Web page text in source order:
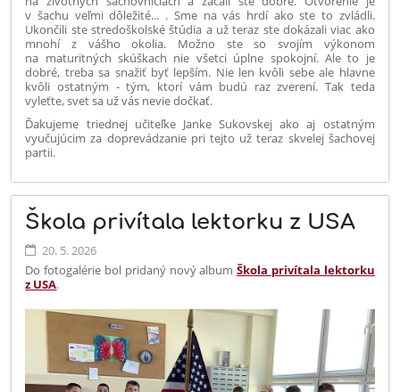
v šachu veľmi dôležité... . Sme na vás hrdí ako ste to zvládli.
Ukončili ste stredoškolské štúdia a už teraz ste dokázali viac ako
mnohí z vášho okolia. Možno ste so svojím výkonom
na maturitných skúškach nie všetci úplne spokojní. Ale to je
dobré, treba sa snažiť byť lepším. Nie len kvôli sebe ale hlavne
kvôli ostatným - tým, ktorí vám budú raz zverení. Tak teda
vyleťte, svet sa už vás nevie dočkať.
Ďakujeme triednej učiteľke Janke Sukovskej ako aj ostatným
vyučujúcim za doprevádzanie pri tejto už teraz skvelej šachovej
partii.
Škola privítala lektorku z USA
20. 5. 2026
Do fotogalérie bol pridaný nový albumŠkola privítala lektorku
z USA.